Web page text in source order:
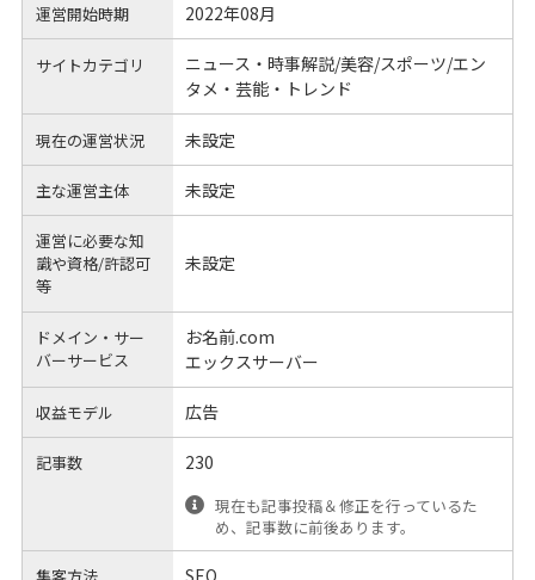
運営開始時期 2022年08月
サイトカテゴリ
ニュース・時事解説/美容/スポーツ/エン
タメ・芸能・トレンド
現在の運営状況 未設定
主な運営主体 未設定
運営に必要な知
識や資格/許認可
等
未設定
ドメイン・サー
バーサービス
お名前.com
エックスサーバー
収益モデル 広告
記事数 230
現在も記事投稿＆修正を行っているた
め、記事数に前後あります。
SEO